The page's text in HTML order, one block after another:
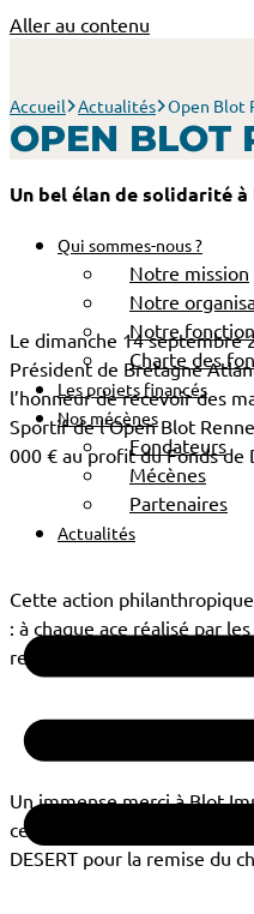
Aller au contenu
Qui sommes-nous ?
Notre mission
Notre
Notre
Charte des
Les projets financés
Nos mécènes
Fondateurs
Mécènes
Partenaires
Actualités
Accueil Actualités Open Blot
OPEN BLOT
Un bel élan de solidarité à
Le dimanche 14 septembre
Président de Bretagne
l’honneur de recevoir des
Sportif de l’Open Blot
000 € au profit du Fonds de
Cette action
: à chaque ace réalisé par
reversés au Fonds.
Un immense merci à Blot
cet événement sportif
DESERT pour la remise du